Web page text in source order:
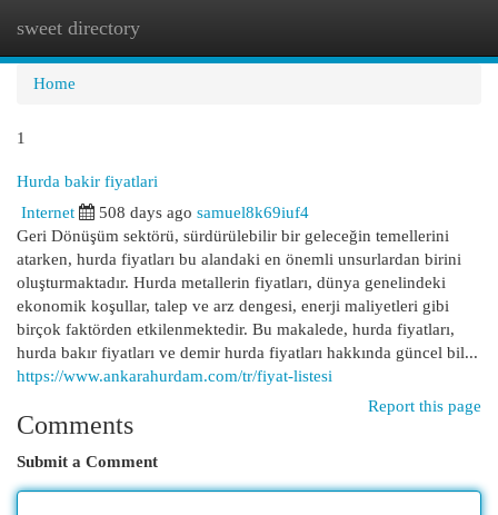
sweet directory
Home
1
Hurda bakir fiyatlari
Internet 508 days ago samuel8k69iuf4
Geri Dönüşüm sektörü, sürdürülebilir bir geleceğin temellerini
atarken, hurda fiyatları bu alandaki en önemli unsurlardan birini
oluşturmaktadır. Hurda metallerin fiyatları, dünya genelindeki
ekonomik koşullar, talep ve arz dengesi, enerji maliyetleri gibi
birçok faktörden etkilenmektedir. Bu makalede, hurda fiyatları,
hurda bakır fiyatları ve demir hurda fiyatları hakkında güncel bil...
https://www.ankarahurdam.com/tr/fiyat-listesi
Report this page
Comments
Submit a Comment